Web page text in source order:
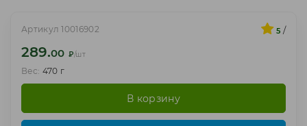
Артикул 10016902 5 /
289.00 ₽/шт
Вес: 470 г
В корзину